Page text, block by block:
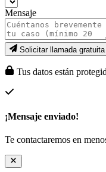
Mensaje
Solicitar llamada
Tus datos están
¡Mensaje enviado!
Te contactaremos en